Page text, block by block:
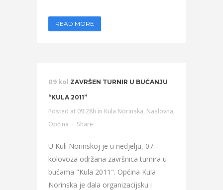
READ MORE
09 kol ZAVRŠEN TURNIR U BUĆANJU
“KULA 2011”
Posted at 09:28h in Kula Norinska, Naslovna,
Općina
Share
U Kuli Norinskoj je u nedjelju, 07.
kolovoza održana završnica turnira u
bućama "Kula 2011". Općina Kula
Norinska je dala organizacijsku i